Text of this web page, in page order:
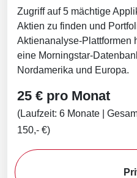
Zugriff auf 5 mächtige
Aktien zu finden und
Aktienanalyse-Plattformen
eine Morningstar-
Nordamerika und Europa.
25 € pro Monat
(Laufzeit: 6 Monate |
150,- €)